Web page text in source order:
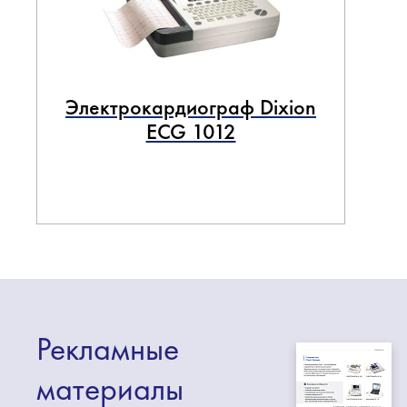
Электрокардиограф Dixion
ECG 1012
Рекламные
материалы